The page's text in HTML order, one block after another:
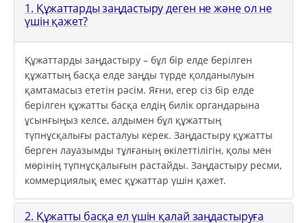
1. Құжаттарды заңдастыру деген не және ол не
үшін қажет?
Құжаттарды заңдастыру – бұл бір елде берілген
құжаттың басқа елде заңды түрде қолданылуын
қамтамасыз ететін рәсім. Яғни, егер сіз бір елде
берілген құжатты басқа елдің билік органдарына
ұсынғыңыз келсе, алдымен бұл құжаттың
түпнұсқалығы расталуы керек. Заңдастыру құжатты
берген лауазымды тұлғаның өкілеттілігін, қолы мен
мөрінің түпнұсқалығын растайды. Заңдастыру ресми,
коммерциялық емес құжаттар үшін қажет.
2. Құжатты басқа ел үшін қалай заңдастыруға